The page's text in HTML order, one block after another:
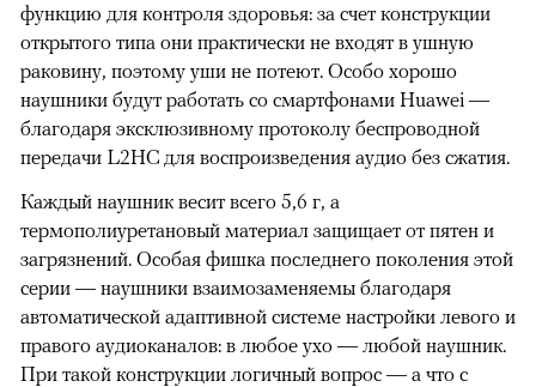
функцию для контроля здоровья: за счет конструкции
открытого типа они практически не входят в ушную
раковину, поэтому уши не потеют. Особо хорошо
наушники будут работать со смартфонами Huawei —
благодаря эксклюзивному протоколу беспроводной
передачи L2HC для воспроизведения аудио без сжатия.
Каждый наушник весит всего 5,6 г, а
термополиуретановый материал защищает от пятен и
загрязнений. Особая фишка последнего поколения этой
серии — наушники взаимозаменяемы благодаря
автоматической адаптивной системе настройки левого и
правого аудиоканалов: в любое ухо — любой наушник.
При такой конструкции логичный вопрос — а что с